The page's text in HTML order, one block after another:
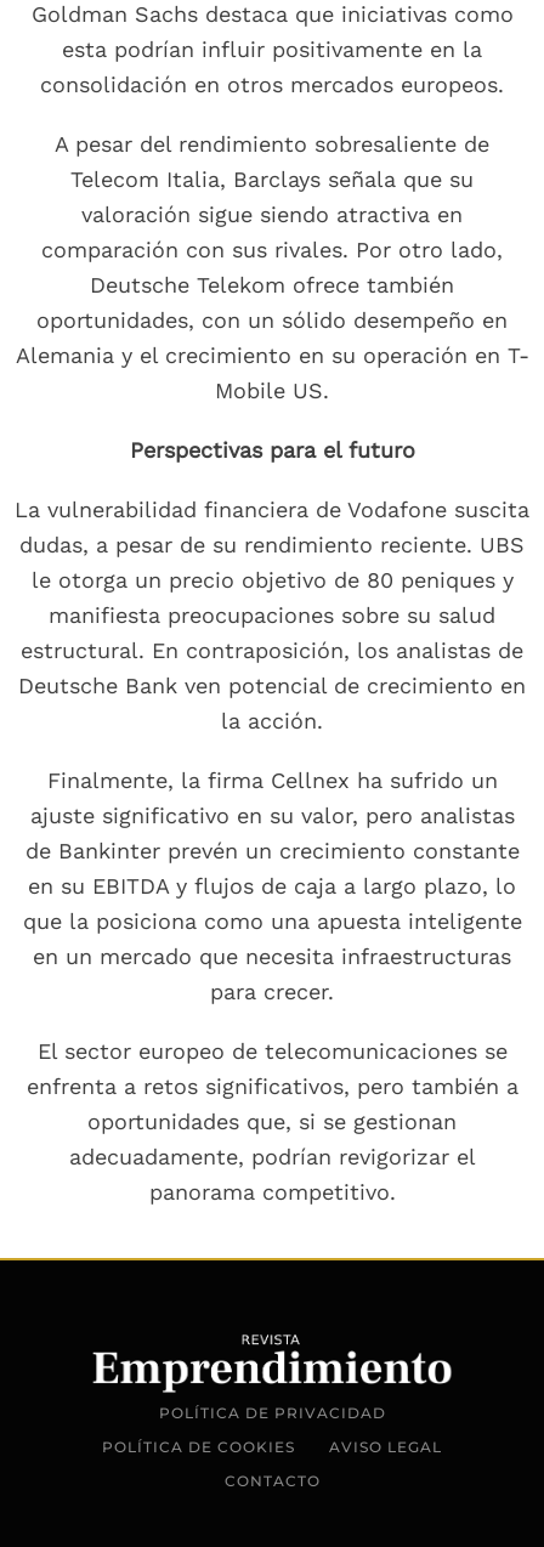
Goldman Sachs destaca que iniciativas como
esta podrían influir positivamente en la
consolidación en otros mercados europeos.
A pesar del rendimiento sobresaliente de
Telecom Italia, Barclays señala que su
valoración sigue siendo atractiva en
comparación con sus rivales. Por otro lado,
Deutsche Telekom ofrece también
oportunidades, con un sólido desempeño en
Alemania y el crecimiento en su operación en T-
Mobile US.
Perspectivas para el futuro
La vulnerabilidad financiera de Vodafone suscita
dudas, a pesar de su rendimiento reciente. UBS
le otorga un precio objetivo de 80 peniques y
manifiesta preocupaciones sobre su salud
estructural. En contraposición, los analistas de
Deutsche Bank ven potencial de crecimiento en
la acción.
Finalmente, la firma Cellnex ha sufrido un
ajuste significativo en su valor, pero analistas
de Bankinter prevén un crecimiento constante
en su EBITDA y flujos de caja a largo plazo, lo
que la posiciona como una apuesta inteligente
en un mercado que necesita infraestructuras
para crecer.
El sector europeo de telecomunicaciones se
enfrenta a retos significativos, pero también a
oportunidades que, si se gestionan
adecuadamente, podrían revigorizar el
panorama competitivo.
POLÍTICA DE PRIVACIDAD
POLÍTICA DE COOKIES
AVISO LEGAL
CONTACTO